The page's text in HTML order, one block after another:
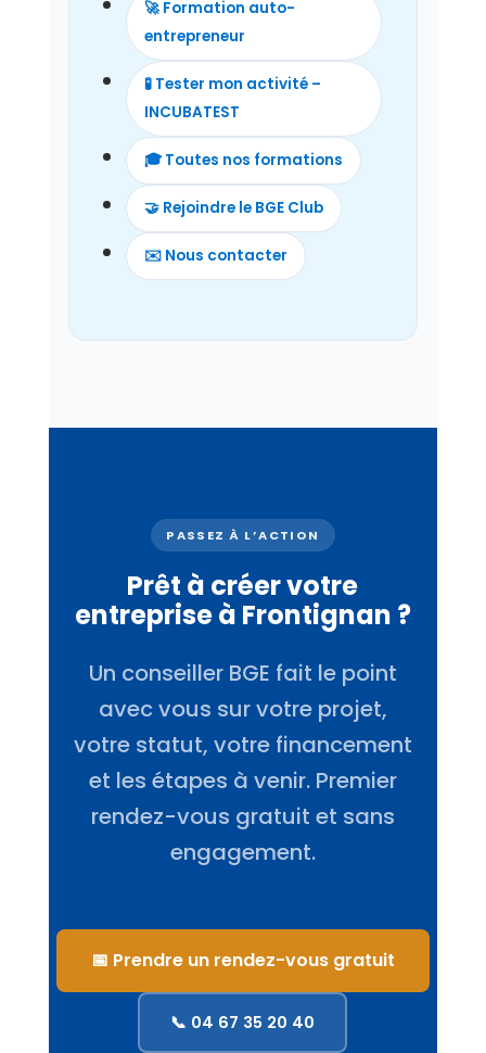
monter vos dossiers de
financement.
🚀 Formation auto-
entrepreneur
🧪 Tester mon activité –
INCUBATEST
🎓 Toutes nos formations
🤝 Rejoindre le BGE Club
✉️ Nous contacter
PASSEZ À L’ACTION
Prêt à créer votre
entreprise à Frontignan ?
Un conseiller BGE fait le point
avec vous sur votre projet,
votre statut, votre financement
et les étapes à venir. Premier
rendez-vous gratuit et sans
engagement.
📅 Prendre un rendez-vous gratuit
📞 04 67 35 20 40